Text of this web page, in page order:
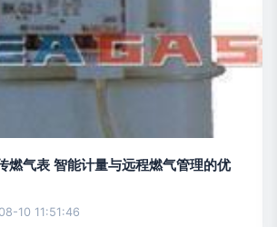
燃气表 智能计量与远程燃气管理的优
10 11:51:46